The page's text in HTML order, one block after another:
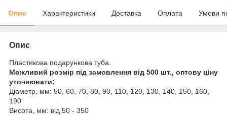
Опис Характеристики Доставка Оплата Умови
Опис
Пластикова подарункова туба.
Можливий розмір під замовлення від 500 шт., оптову ціну
уточнювати:
Діаметр, мм: 50, 60, 70, 80, 90, 110, 120, 130, 140, 150, 160,
190
Висота, мм: від 50 - 350